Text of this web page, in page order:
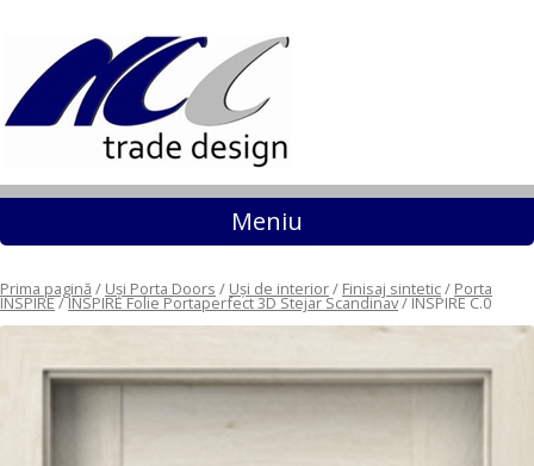
Meniu Sari la conținut
Prima pagină / Uși Porta Doors / Uși de interior/ Finisaj sintetic/ Porta
INSPIRE/INSPIRE Folie Portaperfect 3D Stejar Scandinav/ INSPIRE C.0